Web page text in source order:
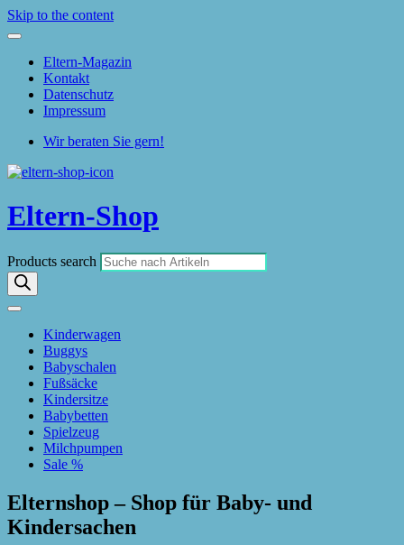
Skip to the content
Eltern-Magazin
Kontakt
Datenschutz
Impressum
Wir beraten Sie gern!
Eltern-Shop
Products search
Kinderwagen
Buggys
Babyschalen
Fußsäcke
Kindersitze
Babybetten
Spielzeug
Milchpumpen
Sale %
Elternshop – Shop für Baby- und
Kindersachen